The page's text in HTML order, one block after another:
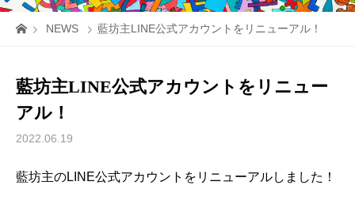
NEWS 藍坊主LINE公式アカウントをリニューアル！
藍坊主LINE公式アカウントをリニュー
アル！
2022.06.19
藍坊主のLINE公式アカウントをリニューアルしました！